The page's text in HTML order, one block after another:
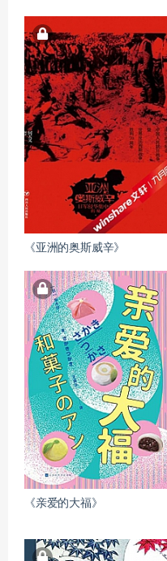
《亚洲的奥斯威辛》
《亲爱的大福》